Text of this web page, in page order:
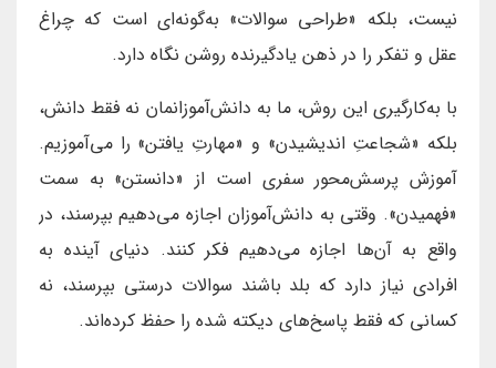
نیست، بلکه «طراحی سوالات» به‌گونه‌ای است که چراغ
عقل و تفکر را در ذهن یادگیرنده روشن نگاه دارد.
با به‌کارگیری این روش، ما به دانش‌آموزانمان نه فقط دانش،
بلکه «شجاعتِ اندیشیدن» و «مهارتِ یافتن» را می‌آموزیم.
آموزش پرسش‌محور سفری است از «دانستن» به سمت
«فهمیدن». وقتی به دانش‌آموزان اجازه می‌دهیم بپرسند، در
واقع به آن‌ها اجازه می‌دهیم فکر کنند. دنیای آینده به
افرادی نیاز دارد که بلد باشند سوالات درستی بپرسند، نه
کسانی که فقط پاسخ‌های دیکته شده را حفظ کرده‌اند.